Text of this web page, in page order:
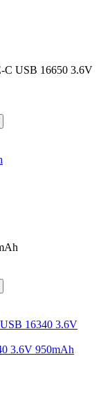
C USB 16650 3.6V
3.6V 950mAh